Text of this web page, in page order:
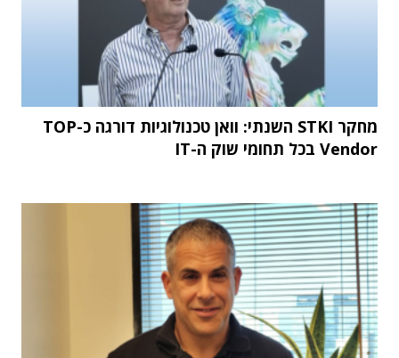
מחקר STKI השנתי: וואן טכנולוגיות דורגה כ-TOP
Vendor בכל תחומי שוק ה-IT